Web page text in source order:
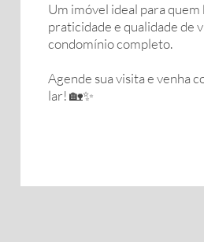
Um imóvel ideal para quem
praticidade e qualidade de
condomínio completo.
Agende sua visita e venha
lar! 🏡✨